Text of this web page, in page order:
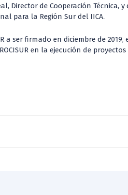
Director de Cooperación Técnica,
para la Región Sur del IICA.
a ser firmado en diciembre de
en la ejecución de